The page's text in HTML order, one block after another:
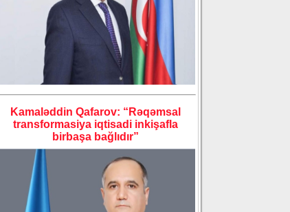
Kamaləddin Qafarov: “Rəqəmsal
transformasiya iqtisadi inkişafla
birbaşa bağlıdır”